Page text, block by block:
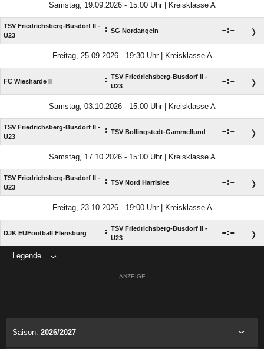
Samstag, 19.09.2026 - 15:00 Uhr | Kreisklasse A
TSV Friedrichsberg-Busdorf II -
U23
: SG Nordangeln :
Freitag, 25.09.2026 - 19:30 Uhr | Kreisklasse A
FC Wiesharde II : TSV Friedrichsberg-Busdorf II -
U23
:
Samstag, 03.10.2026 - 15:00 Uhr | Kreisklasse A
TSV Friedrichsberg-Busdorf II -
U23
: TSV Bollingstedt-Gammellund :
Samstag, 17.10.2026 - 15:00 Uhr | Kreisklasse A
TSV Friedrichsberg-Busdorf II -
U23
: TSV Nord Harrislee :
Freitag, 23.10.2026 - 19:00 Uhr | Kreisklasse A
DJK EUFootball Flensburg : TSV Friedrichsberg-Busdorf II -
U23
:
Legende
ANZEIGE
Saison: 2026/2027